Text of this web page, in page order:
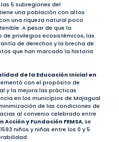
5 subregiones del
una población con altos
una riqueza natural poco
A pesar de que la
privilegios ecosistémicos, las
de derechos y la brecha de
que han marcado la historia
de la Educación Inicial en
con el propósito de
y la mejora las prácticas
en los municipios de Majagual
de las condiciones de
al convenio celebrado entre
y Fundación FEMSA, se
niños y niñas entre los 0 y 5